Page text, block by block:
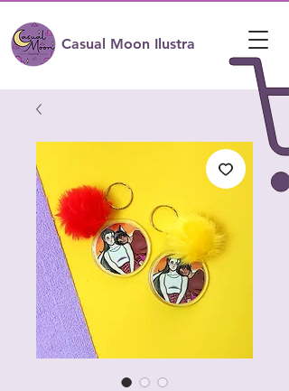
Casual Moon Ilustra